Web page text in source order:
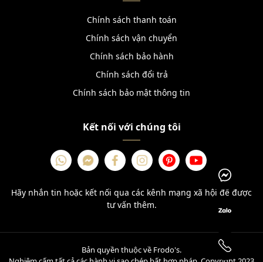
Chính sách thanh toán
Chính sách vận chuyển
Chính sách bảo hành
Chính sách đổi trả
Chính sách bảo mật thông tin
Kết nối với chúng tôi
Hãy nhắn tin hoặc kết nối qua các kênh mạng xã hội để được
tư vấn thêm.
Bản quyền thuộc về Frodo's.